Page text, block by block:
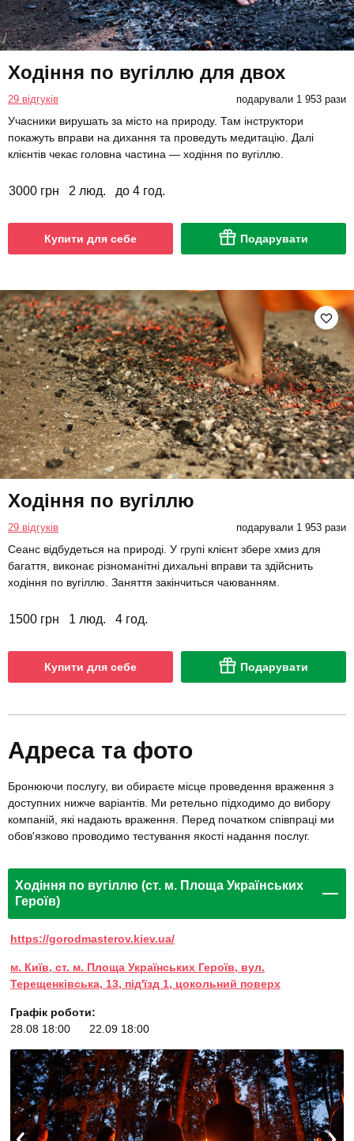
Ходіння по вугіллю для двох
29 відгуків подарували 1 953 рази
Учасники вирушать за місто на природу. Там інструктори
покажуть вправи на дихання та проведуть медитацію. Далі
клієнтів чекає головна частина — ходіння по вугіллю.
3000 грн 2 люд. до 4 год.
Купити для себе Подарувати
Ходіння по вугіллю
29 відгуків подарували 1 953 рази
Сеанс відбудеться на природі. У групі клієнт збере хмиз для
багаття, виконає різноманітні дихальні вправи та здійснить
ходіння по вугіллю. Заняття закінчиться чаюванням.
1500 грн 1 люд. 4 год.
Купити для себе Подарувати
Адреса та фото
Бронюючи послугу, ви обираєте місце проведення враження з
доступних нижче варіантів. Ми ретельно підходимо до вибору
компаній, які надають враження. Перед початком співпраці ми
обов'язково проводимо тестування якості надання послуг.
Ходіння по вугіллю (ст. м. Площа Українських
Героїв)
https://gorodmasterov.kiev.ua/
м. Київ, ст. м. Площа Українських Героїв, вул.
Терещенківська, 13, під'їзд 1, цокольний поверх
Графік роботи:
28.08 18:00
22.09 18:00